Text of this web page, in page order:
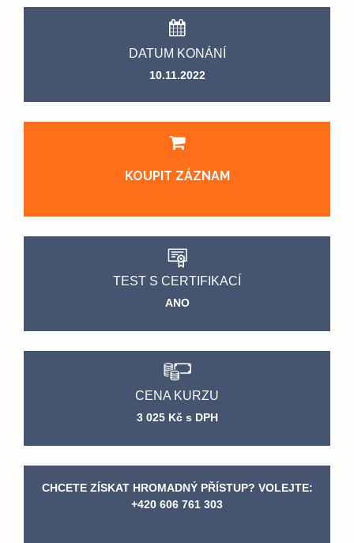
DATUM KONÁNÍ
10.11.2022
KOUPIT ZÁZNAM
TEST S CERTIFIKACÍ
ANO
CENA KURZU
3 025 Kč s DPH
CHCETE ZÍSKAT HROMADNÝ PŘÍSTUP? VOLEJTE:
+420 606 761 303